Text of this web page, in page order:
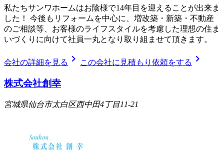
私たちサンワホームはお陰様で14年目を迎えることが出来ま
した！ 今後もリフォームを中心に、増改築・新築・不動産
のご相談等、お客様のライフスタイルを考慮した理想の住ま
いづくりに向けて社員一丸となり取り組ませて頂きます。
会社の詳細を見る chevron_right この会社に見積もり依頼をする chevron_right
株式会社創幸
宮城県仙台市太白区西中田4丁目11-21